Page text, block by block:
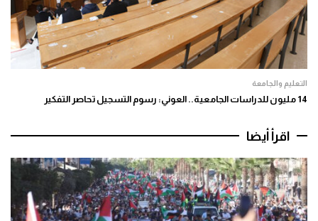
التعليم والجامعة
14 مليون للدراسات الجامعية.. العوني: رسوم التسجيل تحاصر التفكير
اقرأ أيضا